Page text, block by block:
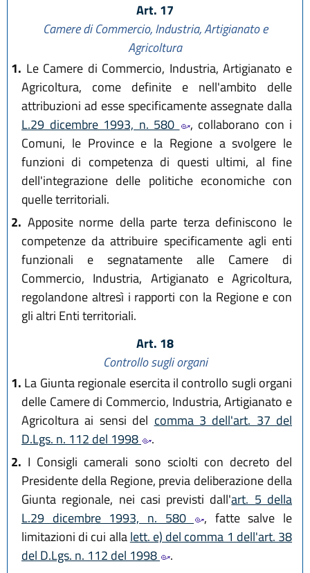
Art. 17
Camere di Commercio, Industria, Artigianato e
Agricoltura
1. Le Camere di Commercio, Industria, Artigianato e
Agricoltura, come definite e nell'ambito delle
attribuzioni ad esse specificamente assegnate dalla
L.29 dicembre 1993, n. 580
, collaborano con i
Comuni, le Province e la Regione a svolgere le
funzioni di competenza di questi ultimi, al fine
dell'integrazione delle politiche economiche con
quelle territoriali.
2. Apposite norme della parte terza definiscono le
competenze da attribuire specificamente agli enti
funzionali e segnatamente alle Camere di
Commercio, Industria, Artigianato e Agricoltura,
regolandone altresì i rapporti con la Regione e con
gli altri Enti territoriali.
Art. 18
Controllo sugli organi
1. La Giunta regionale esercita il controllo sugli organi
delle Camere di Commercio, Industria, Artigianato e
Agricoltura ai sensi del comma 3 dell'art. 37 del
D.Lgs. n. 112 del 1998
.
2. I Consigli camerali sono sciolti con decreto del
Presidente della Regione, previa deliberazione della
Giunta regionale, nei casi previsti dall'art. 5 della
L.29 dicembre 1993, n. 580
, fatte salve le
limitazioni di cui allalett. e) del comma 1 dell'art. 38
del D.Lgs. n. 112 del 1998
.